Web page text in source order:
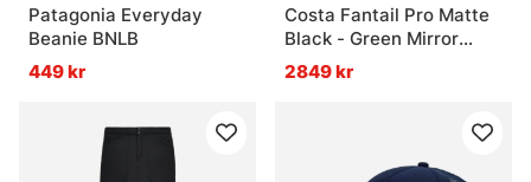
Patagonia Everyday
Beanie BNLB
449 kr
Costa Fantail Pro Matte
Black - Green Mirror
580G
2849 kr